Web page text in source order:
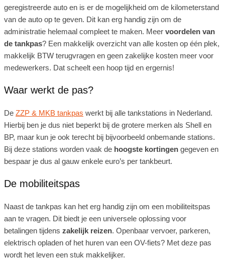
geregistreerde auto en is er de mogelijkheid om de kilometerstand
van de auto op te geven. Dit kan erg handig zijn om de
administratie helemaal compleet te maken. Meer voordelen van
de tankpas? Een makkelijk overzicht van alle kosten op één plek,
makkelijk BTW terugvragen en geen zakelijke kosten meer voor
medewerkers. Dat scheelt een hoop tijd en ergernis!
Waar werkt de pas?
De ZZP & MKB tankpas werkt bij alle tankstations in Nederland.
Hierbij ben je dus niet beperkt bij de grotere merken als Shell en
BP, maar kun je ook terecht bij bijvoorbeeld onbemande stations.
Bij deze stations worden vaak de hoogste kortingen gegeven en
bespaar je dus al gauw enkele euro’s per tankbeurt.
De mobiliteitspas
Naast de tankpas kan het erg handig zijn om een mobiliteitspas
aan te vragen. Dit biedt je een universele oplossing voor
betalingen tijdens zakelijk reizen. Openbaar vervoer, parkeren,
elektrisch opladen of het huren van een OV-fiets? Met deze pas
wordt het leven een stuk makkelijker.